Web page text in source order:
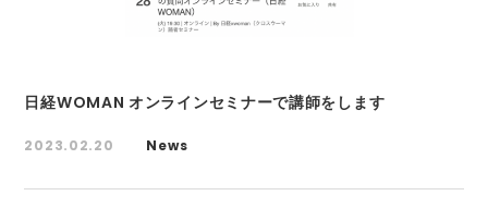
日経WOMAN オンラインセミナーで講師をします
2023.02.20 News